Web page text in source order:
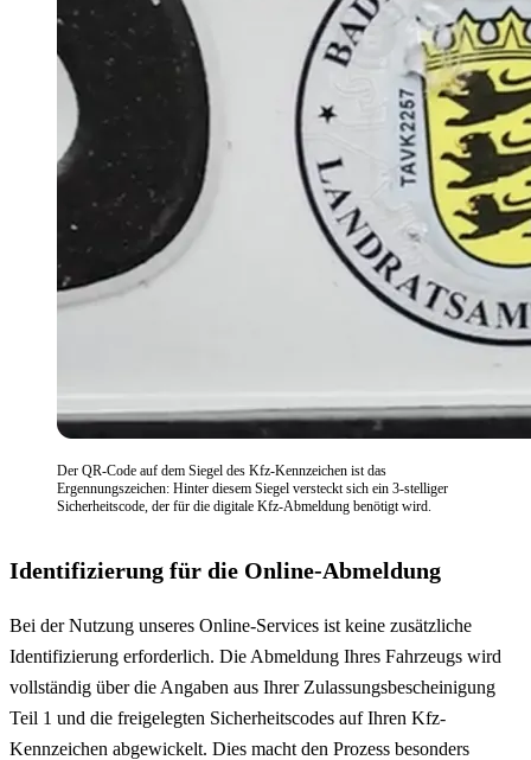
Der QR-Code auf dem Siegel des Kfz-Kennzeichen ist das
Ergennungszeichen: Hinter diesem Siegel versteckt sich ein 3-stelliger
Sicherheitscode, der für die digitale Kfz-Abmeldung benötigt wird.
Identifizierung für die Online-Abmeldung
Bei der Nutzung unseres Online-Services ist keine zusätzliche
Identifizierung erforderlich. Die Abmeldung Ihres Fahrzeugs wird
vollständig über die Angaben aus Ihrer Zulassungsbescheinigung
Teil 1 und die freigelegten Sicherheitscodes auf Ihren Kfz-
Kennzeichen abgewickelt. Dies macht den Prozess besonders